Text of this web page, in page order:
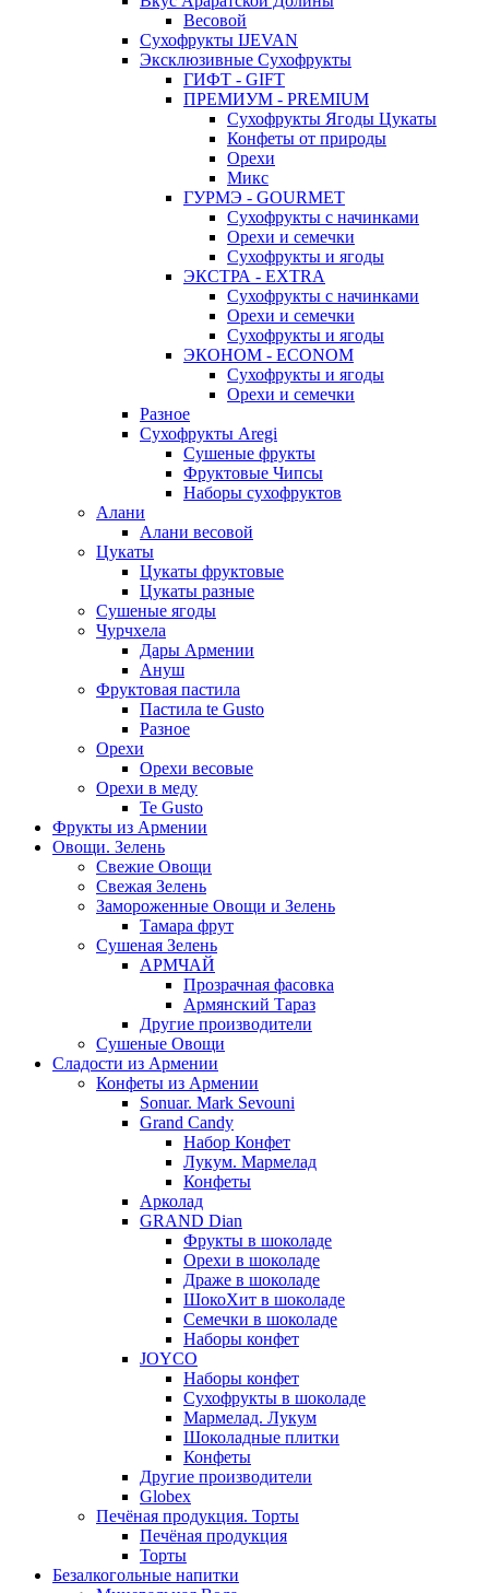
Весовой
Сухофрукты IJEVAN
Эксклюзивные Сухофрукты
ГИФТ - GIFT
ПРЕМИУМ - PREMIUM
Сухофрукты Ягоды Цукаты
Конфеты от природы
Орехи
Микс
ГУРМЭ - GOURMET
Сухофрукты с начинками
Орехи и семечки
Сухофрукты и ягоды
ЭКСТРА - EXTRA
Сухофрукты с начинками
Орехи и семечки
Сухофрукты и ягоды
ЭКОНОМ - ECONOM
Сухофрукты и ягоды
Орехи и семечки
Разное
Сухофрукты Aregi
Сушеные фрукты
Фруктовые Чипсы
Наборы сухофруктов
Алани
Алани весовой
Цукаты
Цукаты фруктовые
Цукаты разные
Сушеные ягоды
Чурчхела
Дары Армении
Ануш
Фруктовая пастила
Пастила te Gusto
Разное
Орехи
Орехи весовые
Орехи в меду
Te Gusto
Фрукты из Армении
Овощи. Зелень
Свежие Овощи
Свежая Зелень
Замороженные Овощи и Зелень
Тамара фрут
Сушеная Зелень
АРМЧАЙ
Прозрачная фасовка
Армянский Тараз
Другие производители
Сушеные Овощи
Сладости из Армении
Конфеты из Армении
Sonuar. Mark Sevouni
Grand Candy
Набор Конфет
Лукум. Мармелад
Конфеты
Арколад
GRAND Dian
Фрукты в шоколаде
Орехи в шоколаде
Драже в шоколаде
ШокоХит в шоколаде
Семечки в шоколаде
Наборы конфет
JOYCO
Наборы конфет
Сухофрукты в шоколаде
Мармелад. Лукум
Шоколадные плитки
Конфеты
Другие производители
Globex
Печёная продукция. Торты
Печёная продукция
Торты
Безалкогольные напитки